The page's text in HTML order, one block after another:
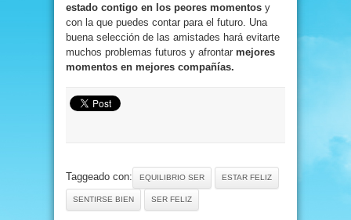
estado contigo en los peores momentos y
con la que puedes contar para el futuro. Una
buena selección de las amistades hará evitarte
muchos problemas futuros y afrontar mejores
momentos en mejores compañías.
Taggeado con: EQUILIBRIO SER ESTAR FELIZ
SENTIRSE BIEN SER FELIZ